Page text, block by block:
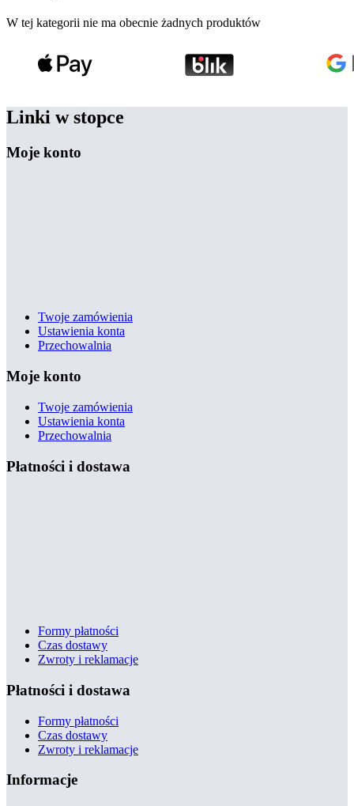
W tej kategorii nie ma obecnie żadnych produktów
Linki w stopce
Moje konto
Twoje zamówienia
Ustawienia konta
Przechowalnia
Moje konto
Twoje zamówienia
Ustawienia konta
Przechowalnia
Płatności i dostawa
Formy płatności
Czas dostawy
Zwroty i reklamacje
Płatności i dostawa
Formy płatności
Czas dostawy
Zwroty i reklamacje
Informacje